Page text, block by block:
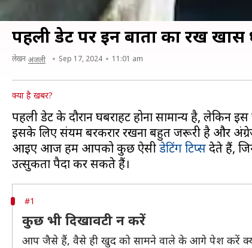
पहली डेट पर इन बातों का रखें खास
लेखन अंजली Sep 17, 2024 11:01 am
क्या है खबर?
पहली डेट के दौरान घबराहट होना सामान्य है, लेकिन
इसके लिए संयम बरकरार रखना बहुत जरूरी है और
आइए आज हम आपको कुछ ऐसीडेटिंग टिप्सदेते हैं,
#1
कुछ भी दिखावटी न करें
आप जैसे हैं, वैसे ही खुद को सामने वाले के आगे पेश करें